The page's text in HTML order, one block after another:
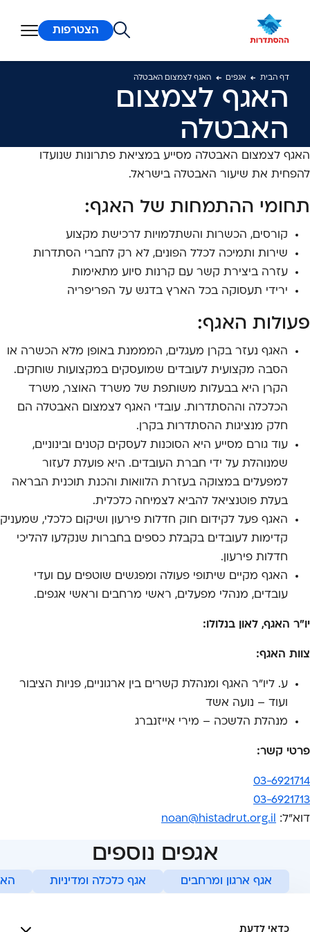
מרכזי
הצטרפות
דף הבית אגפים האגף לצמצום האבטלה
האגף לצמצום
האבטלה
האגף לצמצום האבטלה מסייע במציאת פתרונות שנועדו
להפחית את שיעור האבטלה בישראל.
תחומי ההתמחות של האגף:
קורסים, הכשרות והשתלמויות לרכישת מקצוע
שירות ותמיכה לכלל הפונים, לא רק לחברי הסתדרות
עזרה ביצירת קשר עם קרנות סיוע מתאימות
ירידי תעסוקה בכל הארץ בדגש על הפריפריה
פעולות האגף:
האגף נעזר בקרן מעגלים, המממנת באופן מלא הכשרה או
הסבה מקצועית לעובדים שמועסקים במקצועות שוחקים.
הקרן היא בבעלות משותפת של משרד האוצר, משרד
הכלכלה וההסתדרות. עובדי האגף לצמצום האבטלה הם
חלק מנציגות ההסתדרות בקרן.
עוד גורם מסייע היא הסוכנות לעסקים קטנים ובינוניים,
שמנוהלת על ידי חברת העובדים. היא פועלת לעזור
למפעלים במצוקה בעזרת הלוואות והכנת תוכנית הבראה
בעלת פוטנציאל להביא לצמיחה כלכלית.
האגף פעל לקידום חוק חדלות פירעון ושיקום כלכלי, שמעניק
קדימות לעובדים בקבלת כספים בחברות שנקלעו להליכי
חדלות פירעון.
האגף מקיים שיתופי פעולה ומפגשים שוטפים עם ועדי
עובדים, מנהלי מפעלים, ראשי מרחבים וראשי אגפים.
יו"ר האגף, לאון בנלולו:
צוות האגף:
ע. ליו"ר האגף ומנהלת קשרים בין ארגוניים, פניות הציבור
ועוד – נועה אשד
מנהלת הלשכה – מירי אייזנברג
פרטי קשר:
03-6921714
03-6921713
דוא"ל: noan@histadrut.org.il
אגפים נוספים
אגף ארגון ומרחבים אגף כלכלה ומדיניות
כדאי לדעת